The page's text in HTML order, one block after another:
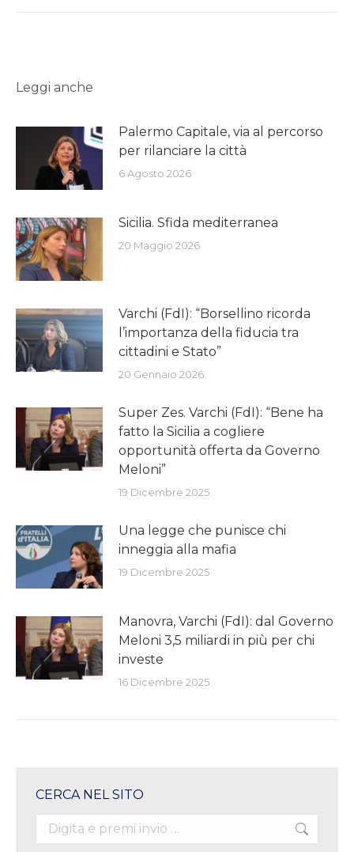
Leggi anche
Palermo Capitale, via al percorso
per rilanciare la città
6 Agosto 2026
Sicilia. Sfida mediterranea
20 Maggio 2026
Varchi (FdI): “Borsellino ricorda
l’importanza della fiducia tra
cittadini e Stato”
20 Gennaio 2026
Super Zes. Varchi (FdI): “Bene ha
fatto la Sicilia a cogliere
opportunità offerta da Governo
Meloni”
19 Dicembre 2025
Una legge che punisce chi
inneggia alla mafia
19 Dicembre 2025
Manovra, Varchi (FdI): dal Governo
Meloni 3,5 miliardi in più per chi
investe
16 Dicembre 2025
CERCA NEL SITO
Search: